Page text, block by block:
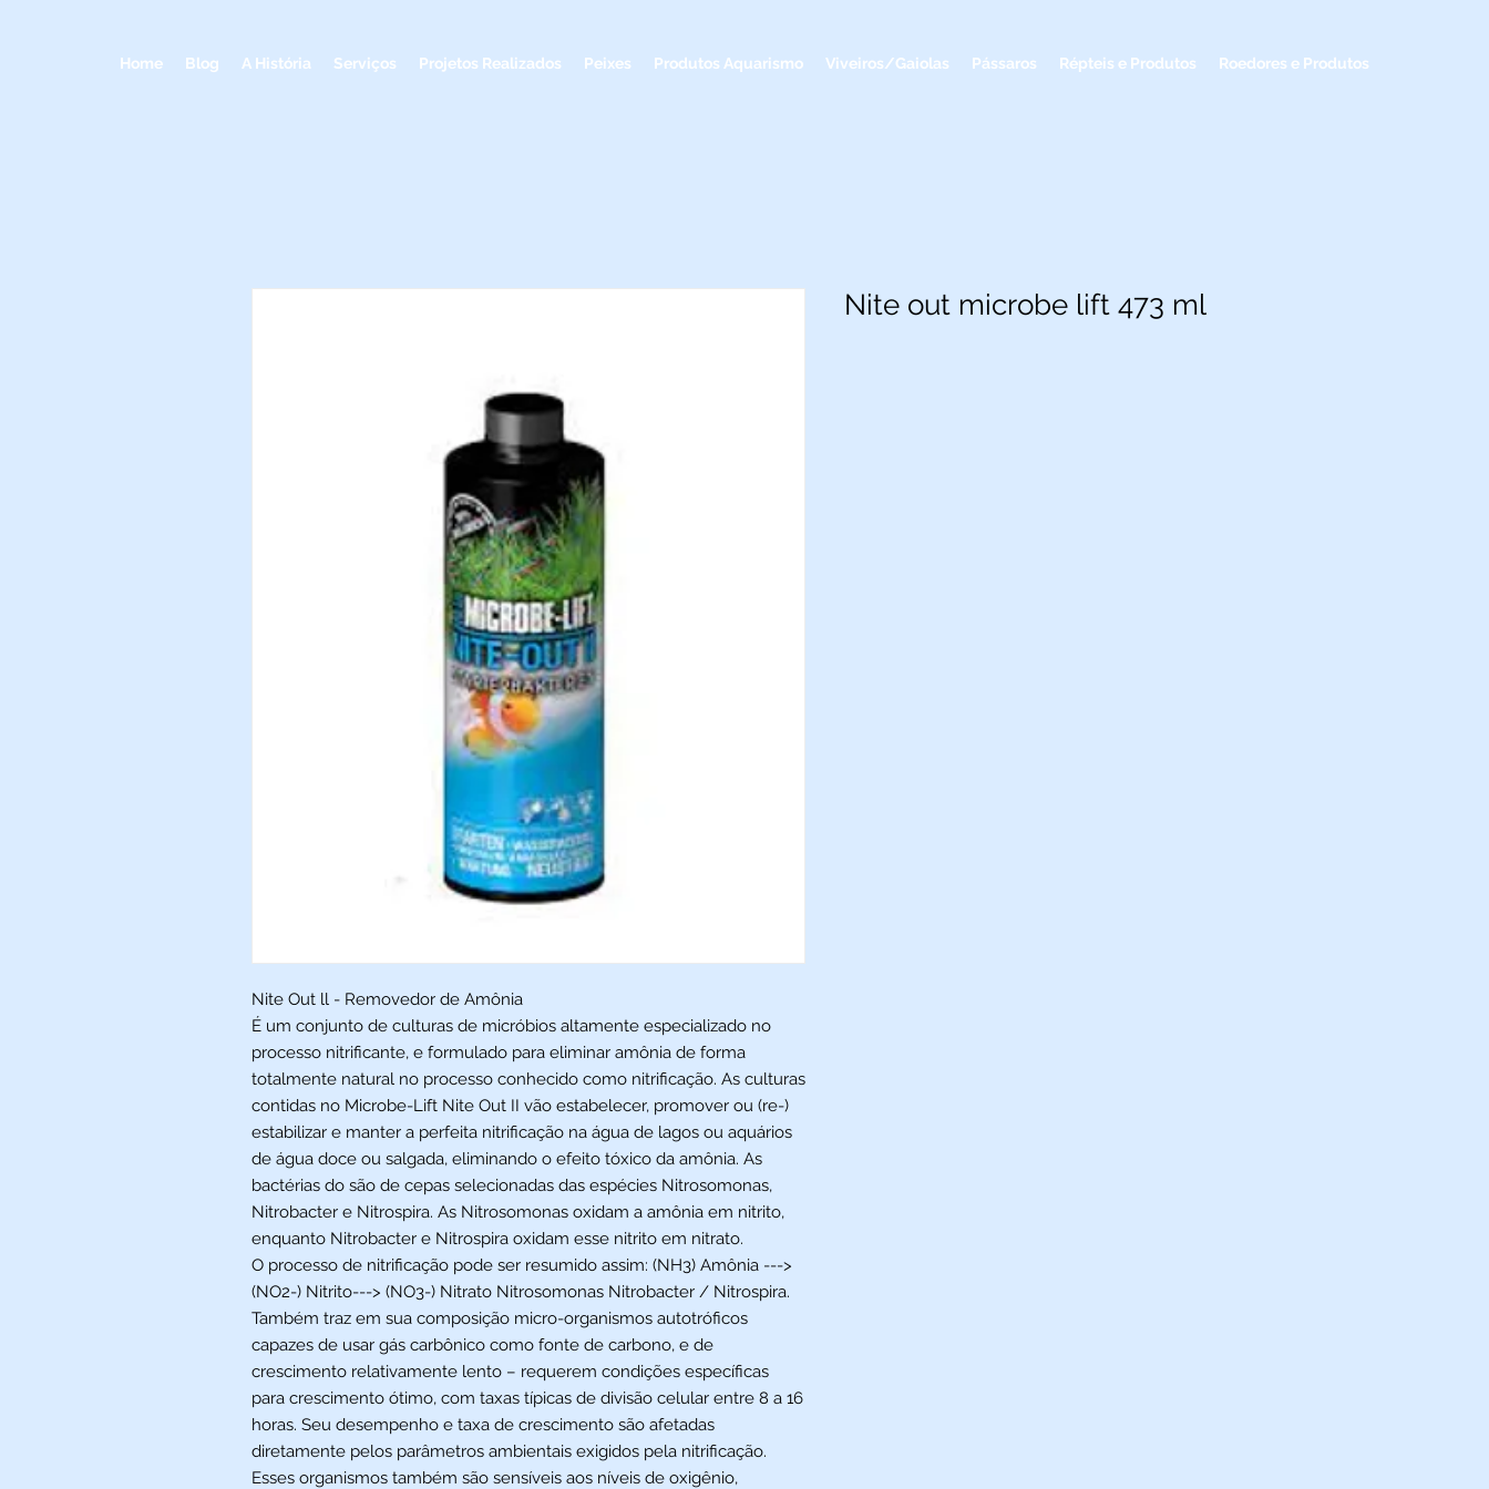
Home Blog A História Serviços Projetos Realizados Peixes Produtos Aquarismo Viveiros/Gaiolas Pássaros Répteis e Produtos Roedores e Produtos
Nite Out ll - Removedor de Amônia
É um conjunto de culturas de micróbios altamente especializado no
processo nitrificante, e formulado para eliminar amônia de forma
totalmente natural no processo conhecido como nitrificação. As culturas
contidas no Microbe-Lift Nite Out II vão estabelecer, promover ou (re-)
estabilizar e manter a perfeita nitrificação na água de lagos ou aquários
de água doce ou salgada, eliminando o efeito tóxico da amônia. As
bactérias do são de cepas selecionadas das espécies Nitrosomonas,
Nitrobacter e Nitrospira. As Nitrosomonas oxidam a amônia em nitrito,
enquanto Nitrobacter e Nitrospira oxidam esse nitrito em nitrato.
O processo de nitrificação pode ser resumido assim: (NH3) Amônia --->
(NO2-) Nitrito---> (NO3-) Nitrato Nitrosomonas Nitrobacter / Nitrospira.
Também traz em sua composição micro-organismos autotróficos
capazes de usar gás carbônico como fonte de carbono, e de
crescimento relativamente lento – requerem condições específicas
para crescimento ótimo, com taxas típicas de divisão celular entre 8 a 16
horas. Seu desempenho e taxa de crescimento são afetadas
diretamente pelos parâmetros ambientais exigidos pela nitrificação.
Esses organismos também são sensíveis aos níveis de oxigênio,
Nite out microbe lift 473 ml